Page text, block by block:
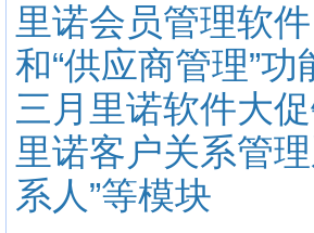
里诺会员管理软
和“供应商管理”功
三月里诺软件大
里诺客户关系管
系人”等模块